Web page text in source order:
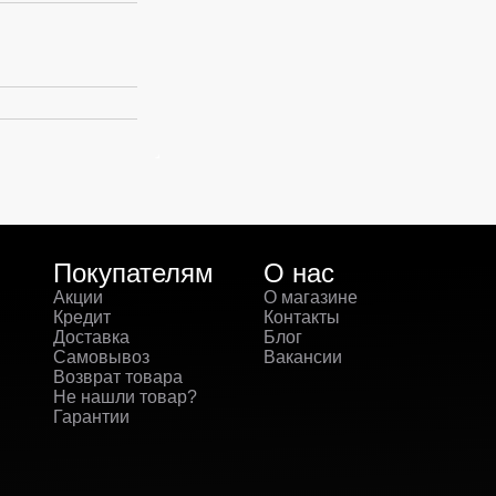
Покупателям
Акции
Кредит
Доставка
Самовывоз
Возврат товара
Не нашли товар?
Гарантии
О нас
О магазине
Контакты
Блог
Вакансии